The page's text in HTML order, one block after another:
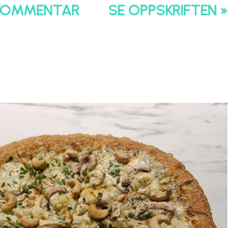
SE OPPSKRIFTEN »